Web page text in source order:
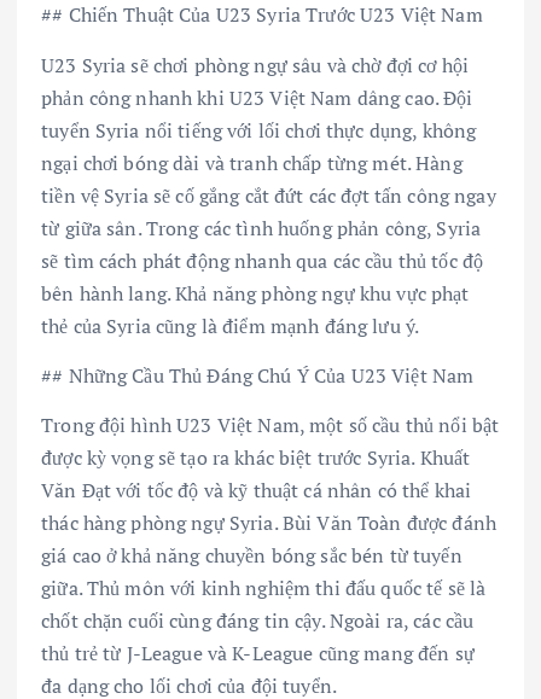
## Chiến Thuật Của U23 Syria Trước U23 Việt Nam
U23 Syria sẽ chơi phòng ngự sâu và chờ đợi cơ hội
phản công nhanh khi U23 Việt Nam dâng cao. Đội
tuyển Syria nổi tiếng với lối chơi thực dụng, không
ngại chơi bóng dài và tranh chấp từng mét. Hàng
tiền vệ Syria sẽ cố gắng cắt đứt các đợt tấn công ngay
từ giữa sân. Trong các tình huống phản công, Syria
sẽ tìm cách phát động nhanh qua các cầu thủ tốc độ
bên hành lang. Khả năng phòng ngự khu vực phạt
thẻ của Syria cũng là điểm mạnh đáng lưu ý.
## Những Cầu Thủ Đáng Chú Ý Của U23 Việt Nam
Trong đội hình U23 Việt Nam, một số cầu thủ nổi bật
được kỳ vọng sẽ tạo ra khác biệt trước Syria. Khuất
Văn Đạt với tốc độ và kỹ thuật cá nhân có thể khai
thác hàng phòng ngự Syria. Bùi Văn Toàn được đánh
giá cao ở khả năng chuyền bóng sắc bén từ tuyến
giữa. Thủ môn với kinh nghiệm thi đấu quốc tế sẽ là
chốt chặn cuối cùng đáng tin cậy. Ngoài ra, các cầu
thủ trẻ từ J-League và K-League cũng mang đến sự
đa dạng cho lối chơi của đội tuyển.